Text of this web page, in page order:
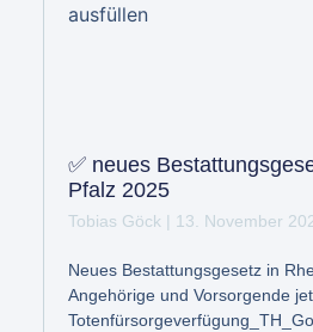
✅ neues
Pfalz 2025
Tobias Göck 13. November
Neues Bestattungsgesetz in
Angehörige und Vorsorgende